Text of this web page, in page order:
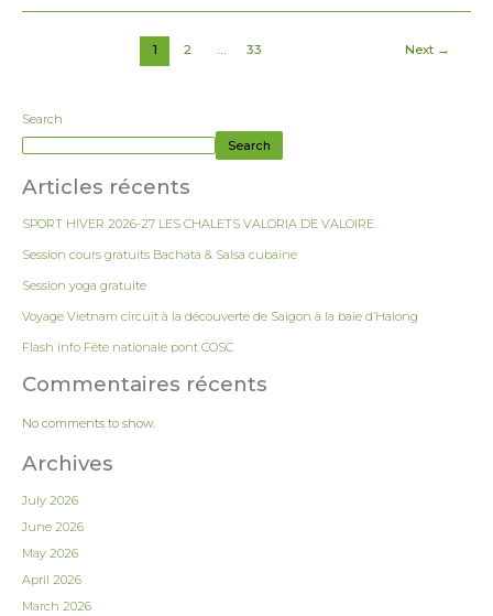
1 2 33 Next →
Search
Search
Articles récents
SPORT HIVER 2026-27 LES CHALETS VALORIA DE VALOIRE
Session cours gratuits Bachata & Salsa cubaine
Session yoga gratuite
Voyage Vietnam circuit à la découverte de Saigon à la baie d’Halong
Flash info Fête nationale pont COSC
Commentaires récents
No comments to show.
Archives
July 2026
June 2026
May 2026
April 2026
March 2026